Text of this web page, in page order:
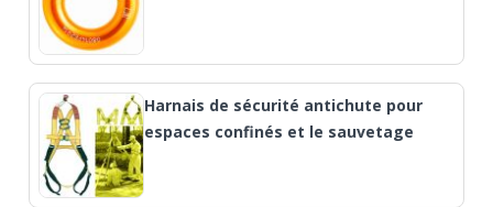
Harnais de sécurité antichute pour
espaces confinés et le sauvetage